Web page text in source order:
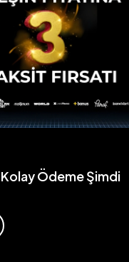
Kolay Ödeme Şimdi